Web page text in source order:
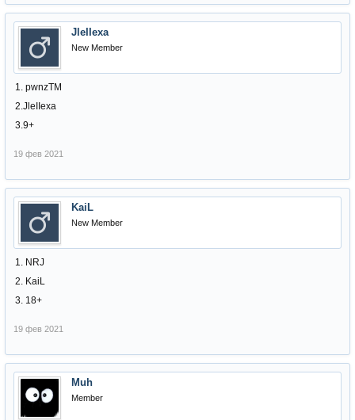
JleIIexa
New Member
1. pwnzTM
2.JleIIexa
3.9+
19 фев 2021
KaiL
New Member
1. NRJ
2. KaiL
3. 18+
19 фев 2021
Muh
Member